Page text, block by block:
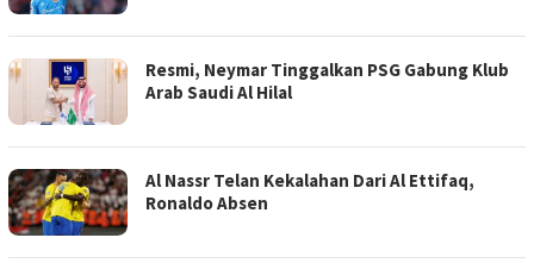
Resmi, Neymar Tinggalkan PSG Gabung Klub
Arab Saudi Al Hilal
Al Nassr Telan Kekalahan Dari Al Ettifaq,
Ronaldo Absen